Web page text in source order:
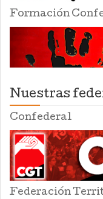
Formación
Nuestras
Confederal
Federación